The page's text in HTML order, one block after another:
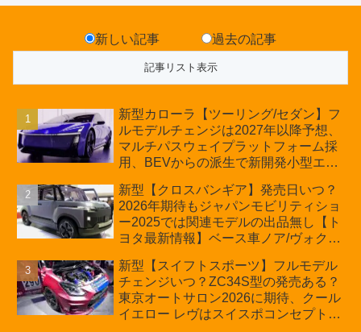
新しい記事 過去の記事
新型カローラ【ツーリング/セダン】フ
ルモデルチェンジは2027年以降予想、
マルチパスウェイプラットフォーム採
用、BEVからの派生で新開発小型エン
の採用は無しか【トヨタ最新情報】60
周年記念車発売
新型【クロスバンギア】発売日いつ？
2026年期待もジャパンモビリティショ
ー2025では関連モデルの出品無し【ト
ヨタ最新情報】ベース車ノア/ヴォクシ
ほか「コア」と「ツール」、デリカ
D:5対抗のクロスオーバーSUVミニバ
ン
新型【スイフトスポーツ】フルモデル
チェンジいつ？ZC34S型の発売ある？
東京オートサロン2026に期待、クール
イエロー レヴはスイスポコンセプト